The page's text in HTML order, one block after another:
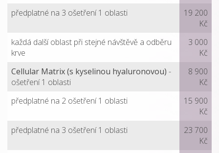
předplatné na 3 ošetření 1 oblasti
19 200
Kč
každá další oblast při stejné návštěvě a odběru
krve
3 000
Kč
Cellular Matrix (s kyselinou hyaluronovou) -
ošetření 1 oblasti
8 900
Kč
předplatné na 2 ošetření 1 oblasti
15 900
Kč
předplatné na 3 ošetření 1 oblasti
23 700
Kč